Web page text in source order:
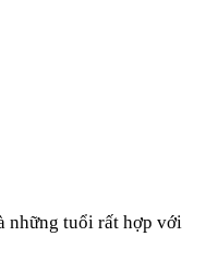
những tuổi rất hợp với